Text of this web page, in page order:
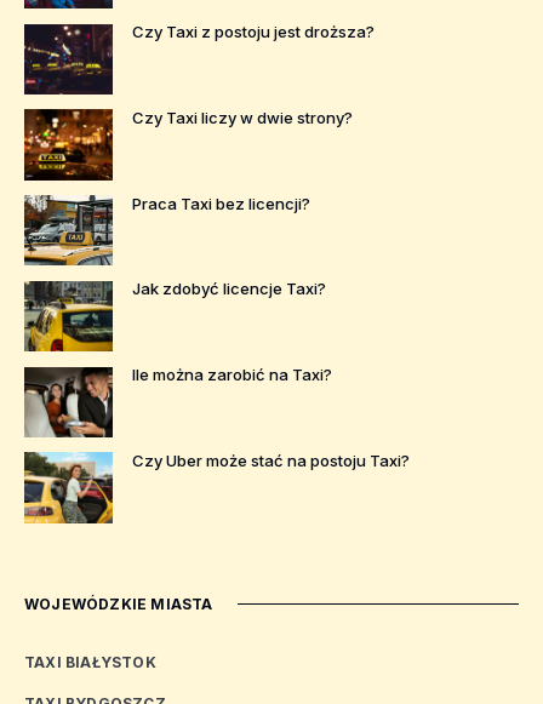
Czy Taxi z postoju jest droższa?
Czy Taxi liczy w dwie strony?
Praca Taxi bez licencji?
Jak zdobyć licencje Taxi?
Ile można zarobić na Taxi?
Czy Uber może stać na postoju Taxi?
WOJEWÓDZKIE MIASTA
TAXI BIAŁYSTOK